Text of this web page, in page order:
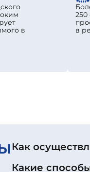
в
250
в
Как
Какие